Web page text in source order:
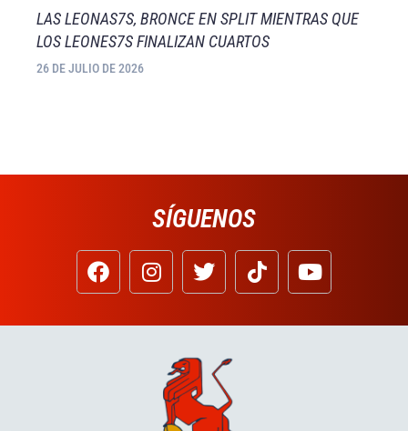
LAS LEONAS7S, BRONCE EN SPLIT MIENTRAS QUE
LOS LEONES7S FINALIZAN CUARTOS
26 DE JULIO DE 2026
SÍGUENOS